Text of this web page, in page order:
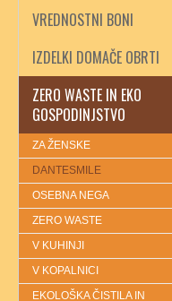
VREDNOSTNI BONI
IZDELKI DOMAČE OBRTI
ZERO WASTE IN EKO
GOSPODINJSTVO
ZA ŽENSKE
DANTESMILE
OSEBNA NEGA
ZERO WASTE
V KUHINJI
V KOPALNICI
EKOLOŠKA ČISTILA IN